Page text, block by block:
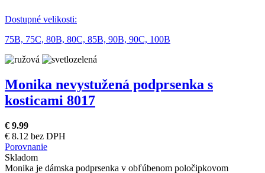
Dostupné velikosti:
75B, 75C, 80B, 80C, 85B, 90B, 90C, 100B
Monika nevystužená podprsenka s
kosticami 8017
€ 9.99
€ 8.12 bez DPH
Porovnanie
Skladom
Monika je dámska podprsenka v obľúbenom poločipkovom